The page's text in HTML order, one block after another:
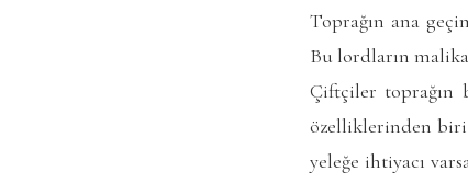
Toprağın ana
Bu lordların
Çiftçiler toprağın
özelliklerinden biri
yeleğe ihtiyacı